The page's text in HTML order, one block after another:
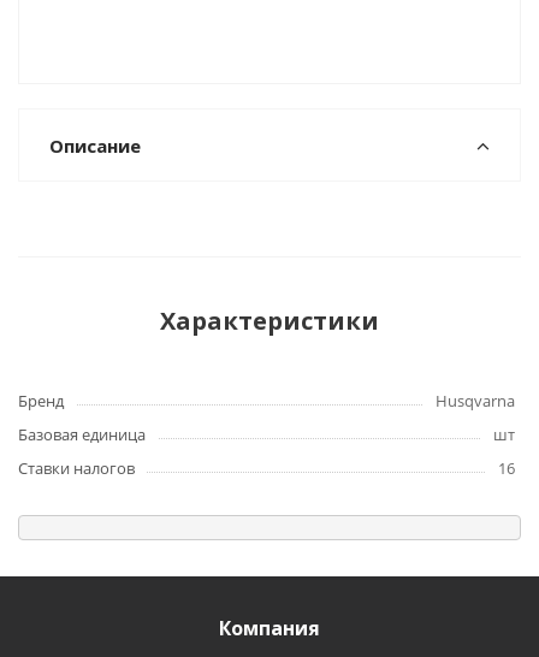
Описание
Характеристики
Бренд
Husqvarna
Базовая единица
шт
Ставки налогов
16
Компания